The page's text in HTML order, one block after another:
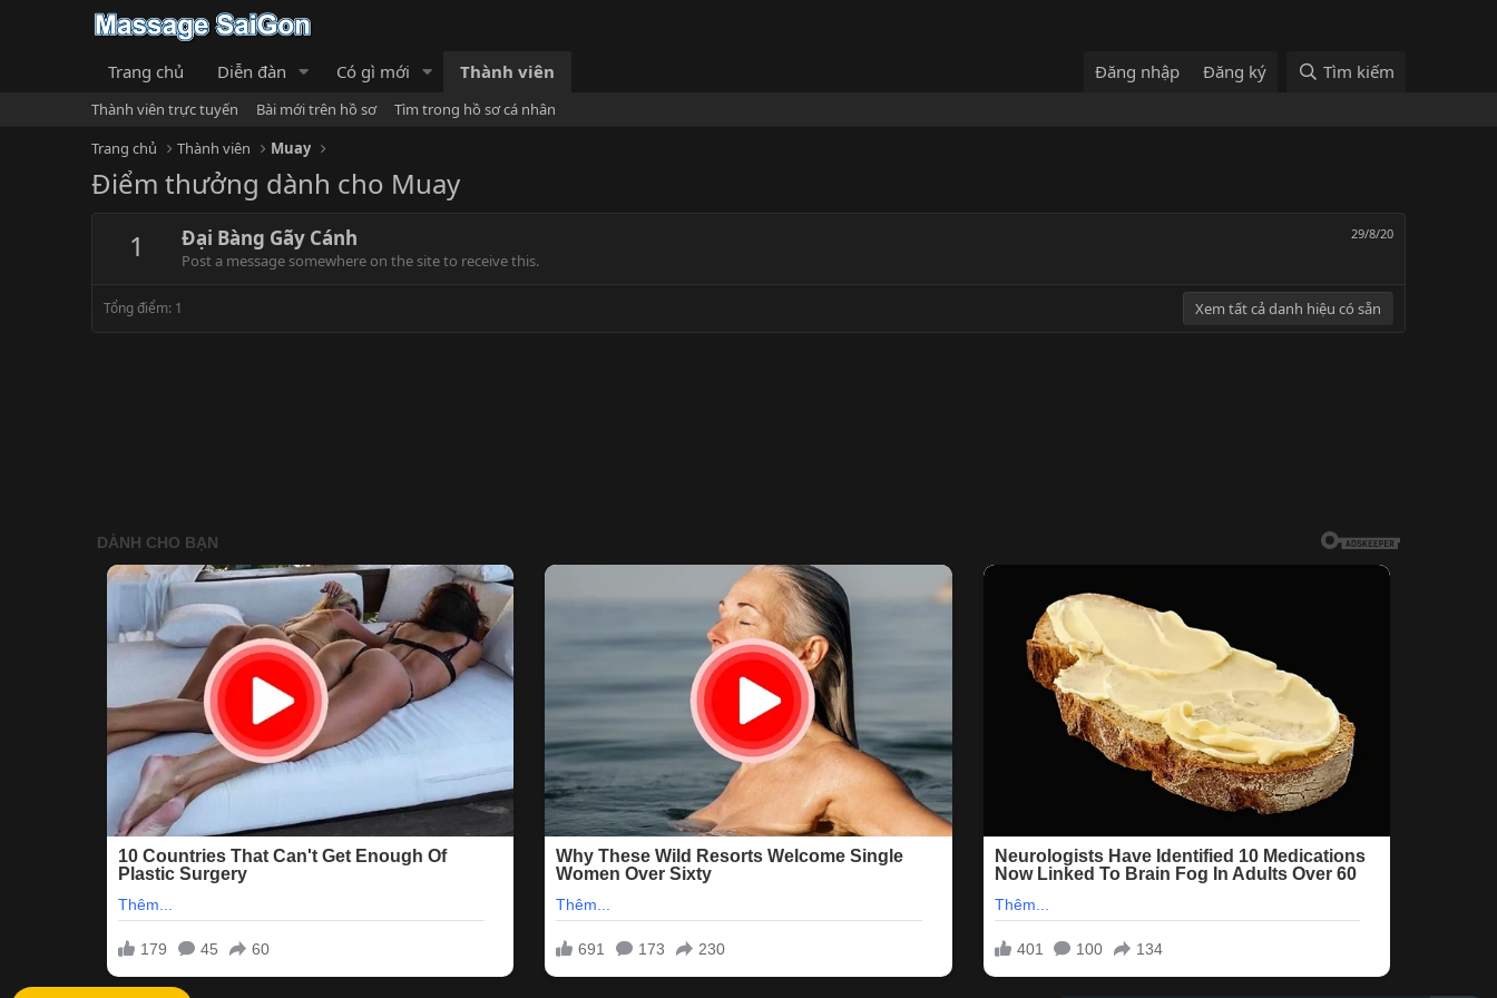
Trang chủ Diễn đàn Có gì mới Thành viên Đăng nhập Đăng ký Tìm kiếm
Thành viên trực tuyến Bài mới trên hồ sơ
Tìm trong hồ sơ cá nhân
Trang chủ
Thành viên Muay
Điểm thưởng dành cho Muay
1
29/8/20
Đại Bàng Gãy Cánh
Post a message somewhere on the site to receive this.
Tổng điểm: 1 Xem tất cả danh hiệu có sẵn